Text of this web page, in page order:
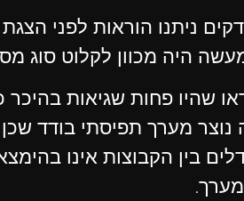
ניתנו הוראות לפני
היה מכוון לקלוט סוג
שהיו פחות שגיאות
מערך תפיסתי בודד
בין הקבוצות אינו